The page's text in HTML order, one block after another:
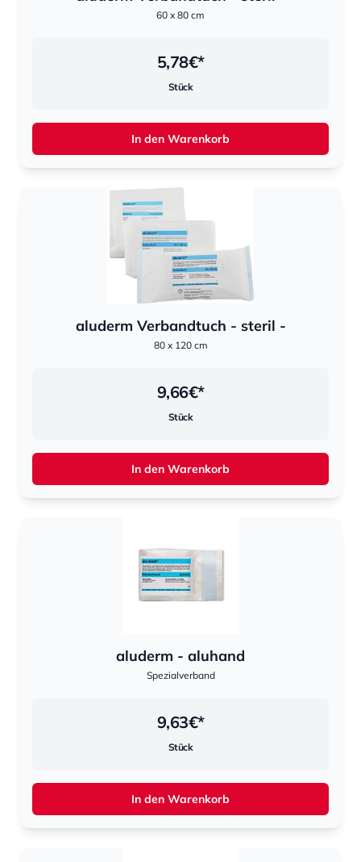
60 x 80 cm
5,78€*
Stück
In den Warenkorb
aluderm Verbandtuch - steril -
80 x 120 cm
9,66€*
Stück
In den Warenkorb
aluderm - aluhand
Spezialverband
9,63€*
Stück
In den Warenkorb